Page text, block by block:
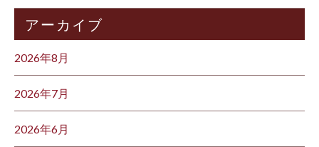
アーカイブ
2026年8月
2026年7月
2026年6月